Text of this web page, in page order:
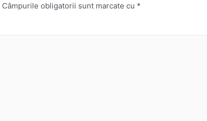
Câmpurile obligatorii sunt marcate cu *